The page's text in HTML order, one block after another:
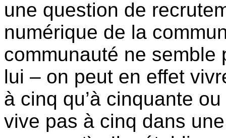
une question de
numérique de la
communauté ne semble
lui – on peut en effet
à cinq qu’à cinquante
vive pas à cinq dans